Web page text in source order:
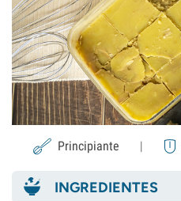
Principiante |
INGREDIENTES